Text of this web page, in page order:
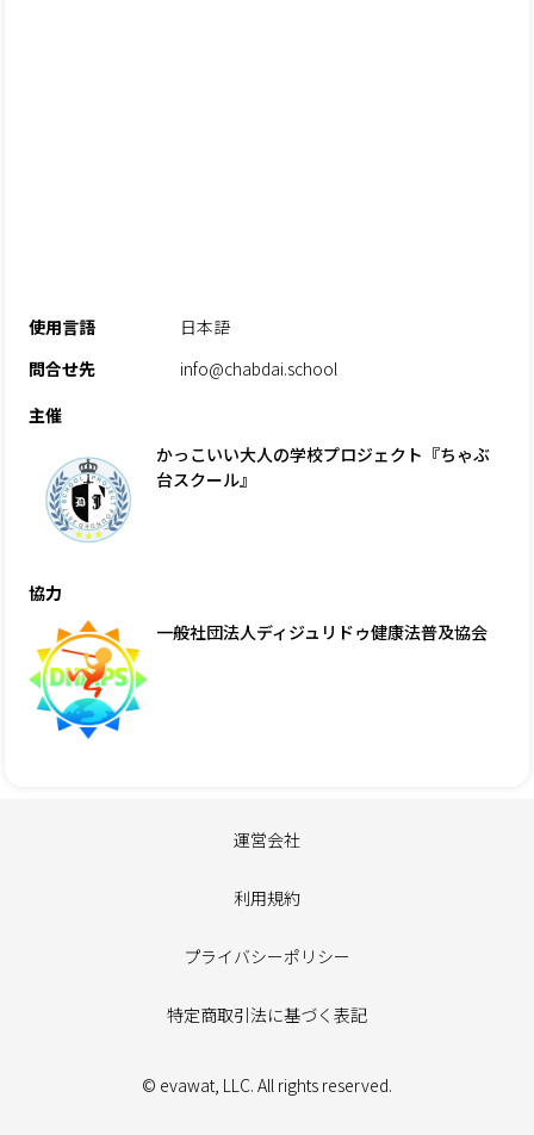
使用言語
日本語
問合せ先
info@chabdai.school
主催
かっこいい大人の学校プロジェクト『ちゃぶ
台スクール』
協力
一般社団法人ディジュリドゥ健康法普及協会
運営会社
利用規約
プライバシーポリシー
特定商取引法に基づく表記
© evawat, LLC. All rights reserved.